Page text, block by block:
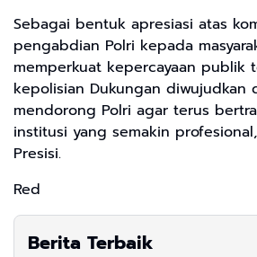
Sebagai bentuk apresiasi atas
pengabdian Polri kepada
memperkuat kepercayaan publik
kepolisian Dukungan diwujudkan
mendorong Polri agar terus
institusi yang semakin
Presisi.
Red
Berita Terbaik